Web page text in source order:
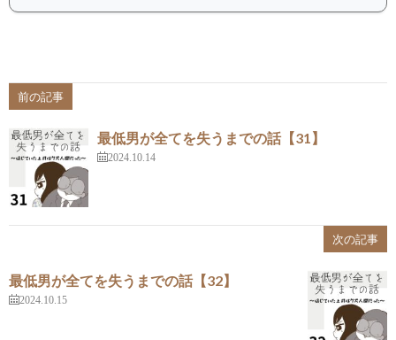
前の記事
最低男が全てを失うまでの話【31】
2024.10.14
次の記事
最低男が全てを失うまでの話【32】
2024.10.15